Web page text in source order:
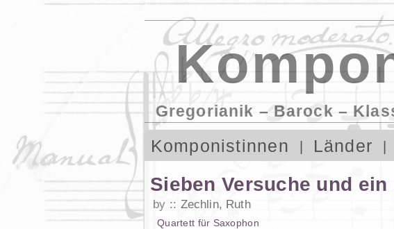
Gregorianik – Barock –
Komponistinnen Länder
Sieben Versuche und
by Zechlin, Ruth
Quartett für Saxophon